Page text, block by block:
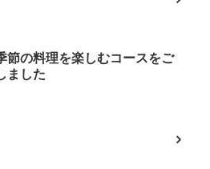
節の料理を楽しむコースをご
ました